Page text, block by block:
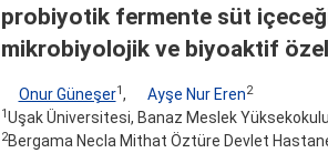
probiyotik fermente süt
mikrobiyolojik ve biyoaktif
Onur Güneşer1 , Ayşe Nur Eren2
1 Uşak Üniversitesi, Banaz Meslek
2Bergama Necla Mithat Öztüre Devlet